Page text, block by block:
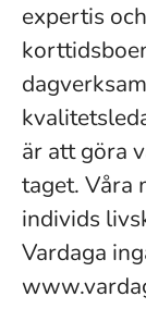
expertis
är att göra
taget. Våra
individs
Vardaga